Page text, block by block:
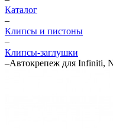
Каталог
–
Клипсы и пистоны
–
Клипсы-заглушки
–Автокрепеж для Infiniti,